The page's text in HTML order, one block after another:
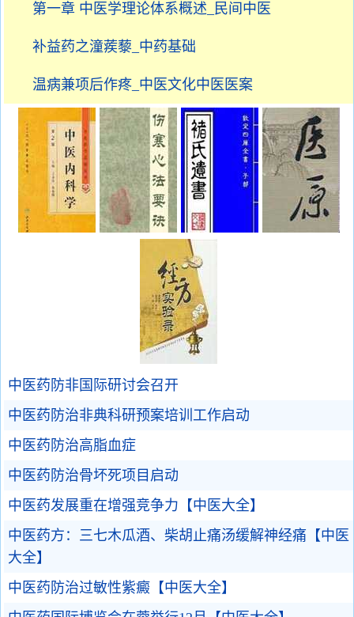
第一章 中医学理论体系概述_民间中医
补益药之潼蒺藜_中药基础
温病兼项后作疼_中医文化中医医案
中医药防非国际研讨会召开
中医药防治非典科研预案培训工作启动
中医药防治高脂血症
中医药防治骨坏死项目启动
中医药发展重在增强竞争力【中医大全】
中医药方：三七木瓜酒、柴胡止痛汤缓解神经痛【中医
大全】
中医药防治过敏性紫癜【中医大全】